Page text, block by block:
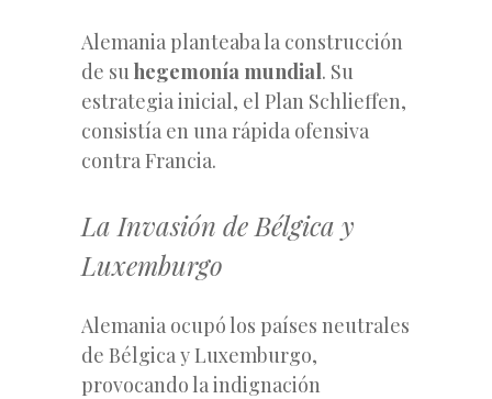
Alemania planteaba la construcción
de su hegemonía mundial. Su
estrategia inicial, el Plan Schlieffen,
consistía en una rápida ofensiva
contra Francia.
La Invasión de Bélgica y
Luxemburgo
Alemania ocupó los países neutrales
de Bélgica y Luxemburgo,
provocando la indignación